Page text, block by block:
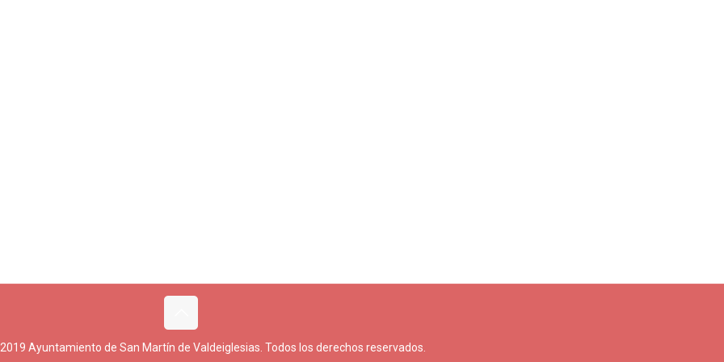
Ayuntamiento de San Martín de Valdeiglesias. Todos los derechos reservados.